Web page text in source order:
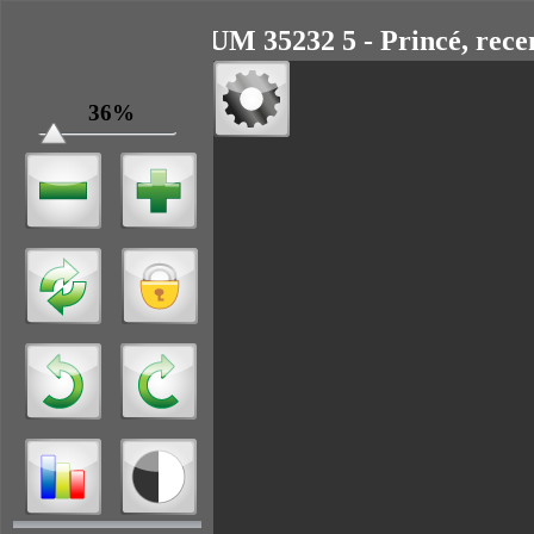
36%
11 NUM 35232 5 - Princé,